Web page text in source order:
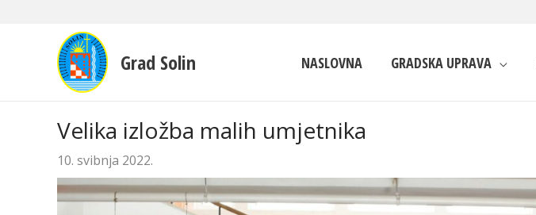
Grad Solin NASLOVNA GRADSKA UPRAVA
Velika izložba malih umjetnika
10. svibnja 2022.